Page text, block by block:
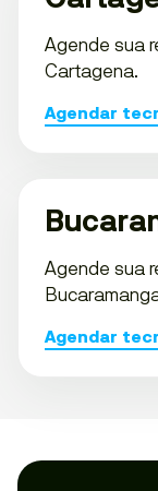
Agende sua
Cartagena.
Agendar
Agende sua
Agendar